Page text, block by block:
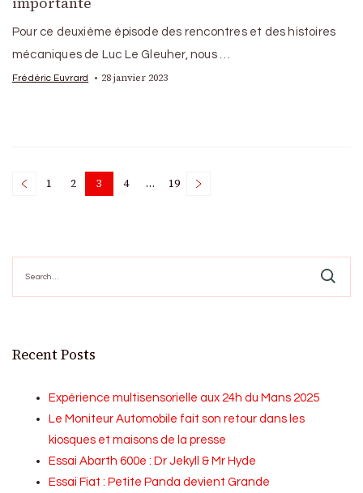
Pour ce deuxième épisode des rencontres et des histoires
mécaniques de Luc Le Gleuher, nous …
Frédéric Euvrard 28 janvier 2023
Posts
Page
1 Page
2 Page
3 Page
4 … Page
19
for:
Recent Posts
Expérience multisensorielle aux 24h du Mans 2025
Le Moniteur Automobile fait son retour dans les
kiosques et maisons de la presse
Essai Abarth 600e : Dr Jekyll & Mr Hyde
Essai Fiat : Petite Panda devient Grande